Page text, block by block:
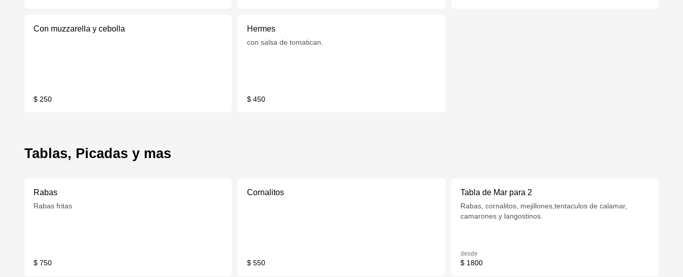
Con muzzarella y cebolla
$ 250
Hermes
con salsa de tomatican.
$ 450
Tablas, Picadas y mas
Rabas
Rabas fritas
$ 750
Cornalitos
$ 550
Tabla de Mar para 2
Rabas, cornalitos, mejillones,tentaculos de calamar,
camarones y langostinos.
desde
$ 1800